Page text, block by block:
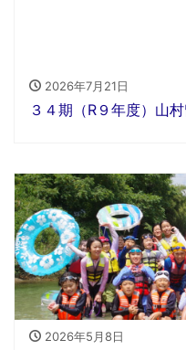
2026年7月21日
３４期（R９年度）山
2026年5月8日